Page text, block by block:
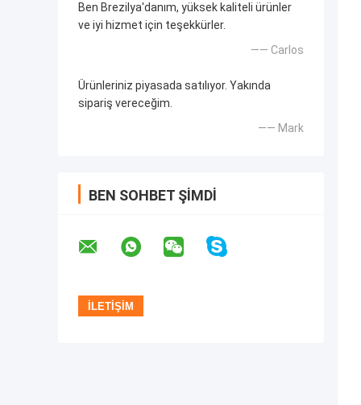
Ben Brezilya'danım, yüksek kaliteli ürünler
ve iyi hizmet için teşekkürler.
—— Carlos
Ürünleriniz piyasada satılıyor. Yakında
sipariş vereceğim.
—— Mark
BEN SOHBET ŞIMDI